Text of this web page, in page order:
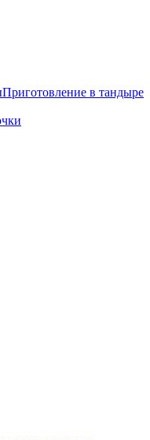
Приготовление в тандыре